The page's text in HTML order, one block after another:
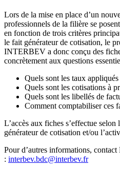
Lors de la mise en place d’un
professionnels de la filière se
en fonction de trois critères
le fait générateur de cotisation, le
INTERBEV a donc conçu des
concrètement aux questions
Quels sont les taux
Quels sont les cotisations à
Quels sont les libellés de
Comment comptabiliser ces
L’accès aux fiches s’effectue
générateur de cotisation et/ou
Pour d’autres informations,
: interbev.bdc@interbev.fr